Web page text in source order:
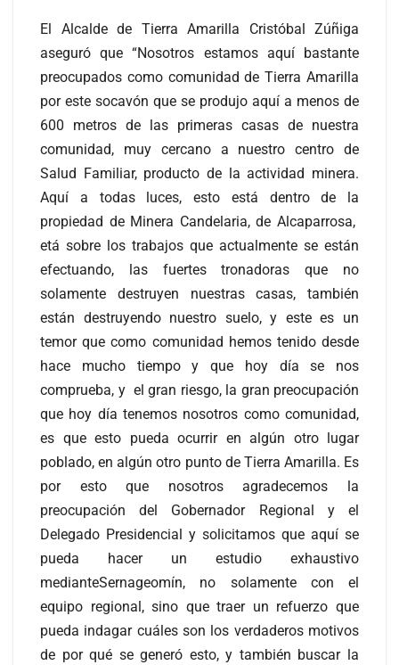
El Alcalde de Tierra Amarilla Cristóbal Zúñiga
aseguró que “Nosotros estamos aquí bastante
preocupados como comunidad de Tierra Amarilla
por este socavón que se produjo aquí a menos de
600 metros de las primeras casas de nuestra
comunidad, muy cercano a nuestro centro de
Salud Familiar, producto de la actividad minera.
Aquí a todas luces, esto está dentro de la
propiedad de Minera Candelaria, de Alcaparrosa,
etá sobre los trabajos que actualmente se están
efectuando, las fuertes tronadoras que no
solamente destruyen nuestras casas, también
están destruyendo nuestro suelo, y este es un
temor que como comunidad hemos tenido desde
hace mucho tiempo y que hoy día se nos
comprueba, y el gran riesgo, la gran preocupación
que hoy día tenemos nosotros como comunidad,
es que esto pueda ocurrir en algún otro lugar
poblado, en algún otro punto de Tierra Amarilla. Es
por esto que nosotros agradecemos la
preocupación del Gobernador Regional y el
Delegado Presidencial y solicitamos que aquí se
pueda hacer un estudio exhaustivo
medianteSernageomín, no solamente con el
equipo regional, sino que traer un refuerzo que
pueda indagar cuáles son los verdaderos motivos
de por qué se generó esto, y también buscar la